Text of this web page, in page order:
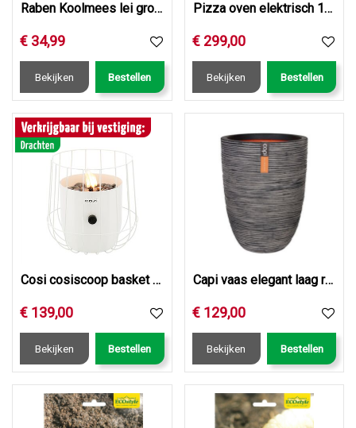
Raben Koolmees lei groen
€ 34,99
Bekijken Bestellen
Pizza oven elektrisch 13inch
€ 299,00
Bekijken Bestellen
Cosi cosiscoop basket white
€ 139,00
Bekijken Bestellen
Capi vaas elegant laag rib nl 46x58 antraciet
€ 129,00
Bekijken Bestellen